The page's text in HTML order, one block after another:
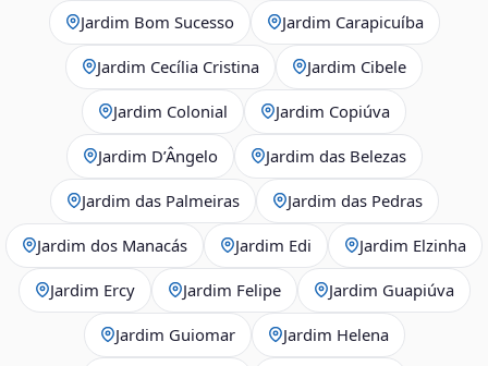
Jardim Bom Sucesso Jardim Carapicuíba
Jardim Cecília Cristina Jardim Cibele
Jardim Colonial Jardim Copiúva
Jardim D’Ângelo Jardim das Belezas
Jardim das Palmeiras Jardim das Pedras
Jardim dos Manacás Jardim Edi Jardim Elzinha
Jardim Ercy Jardim Felipe Jardim Guapiúva
Jardim Guiomar Jardim Helena